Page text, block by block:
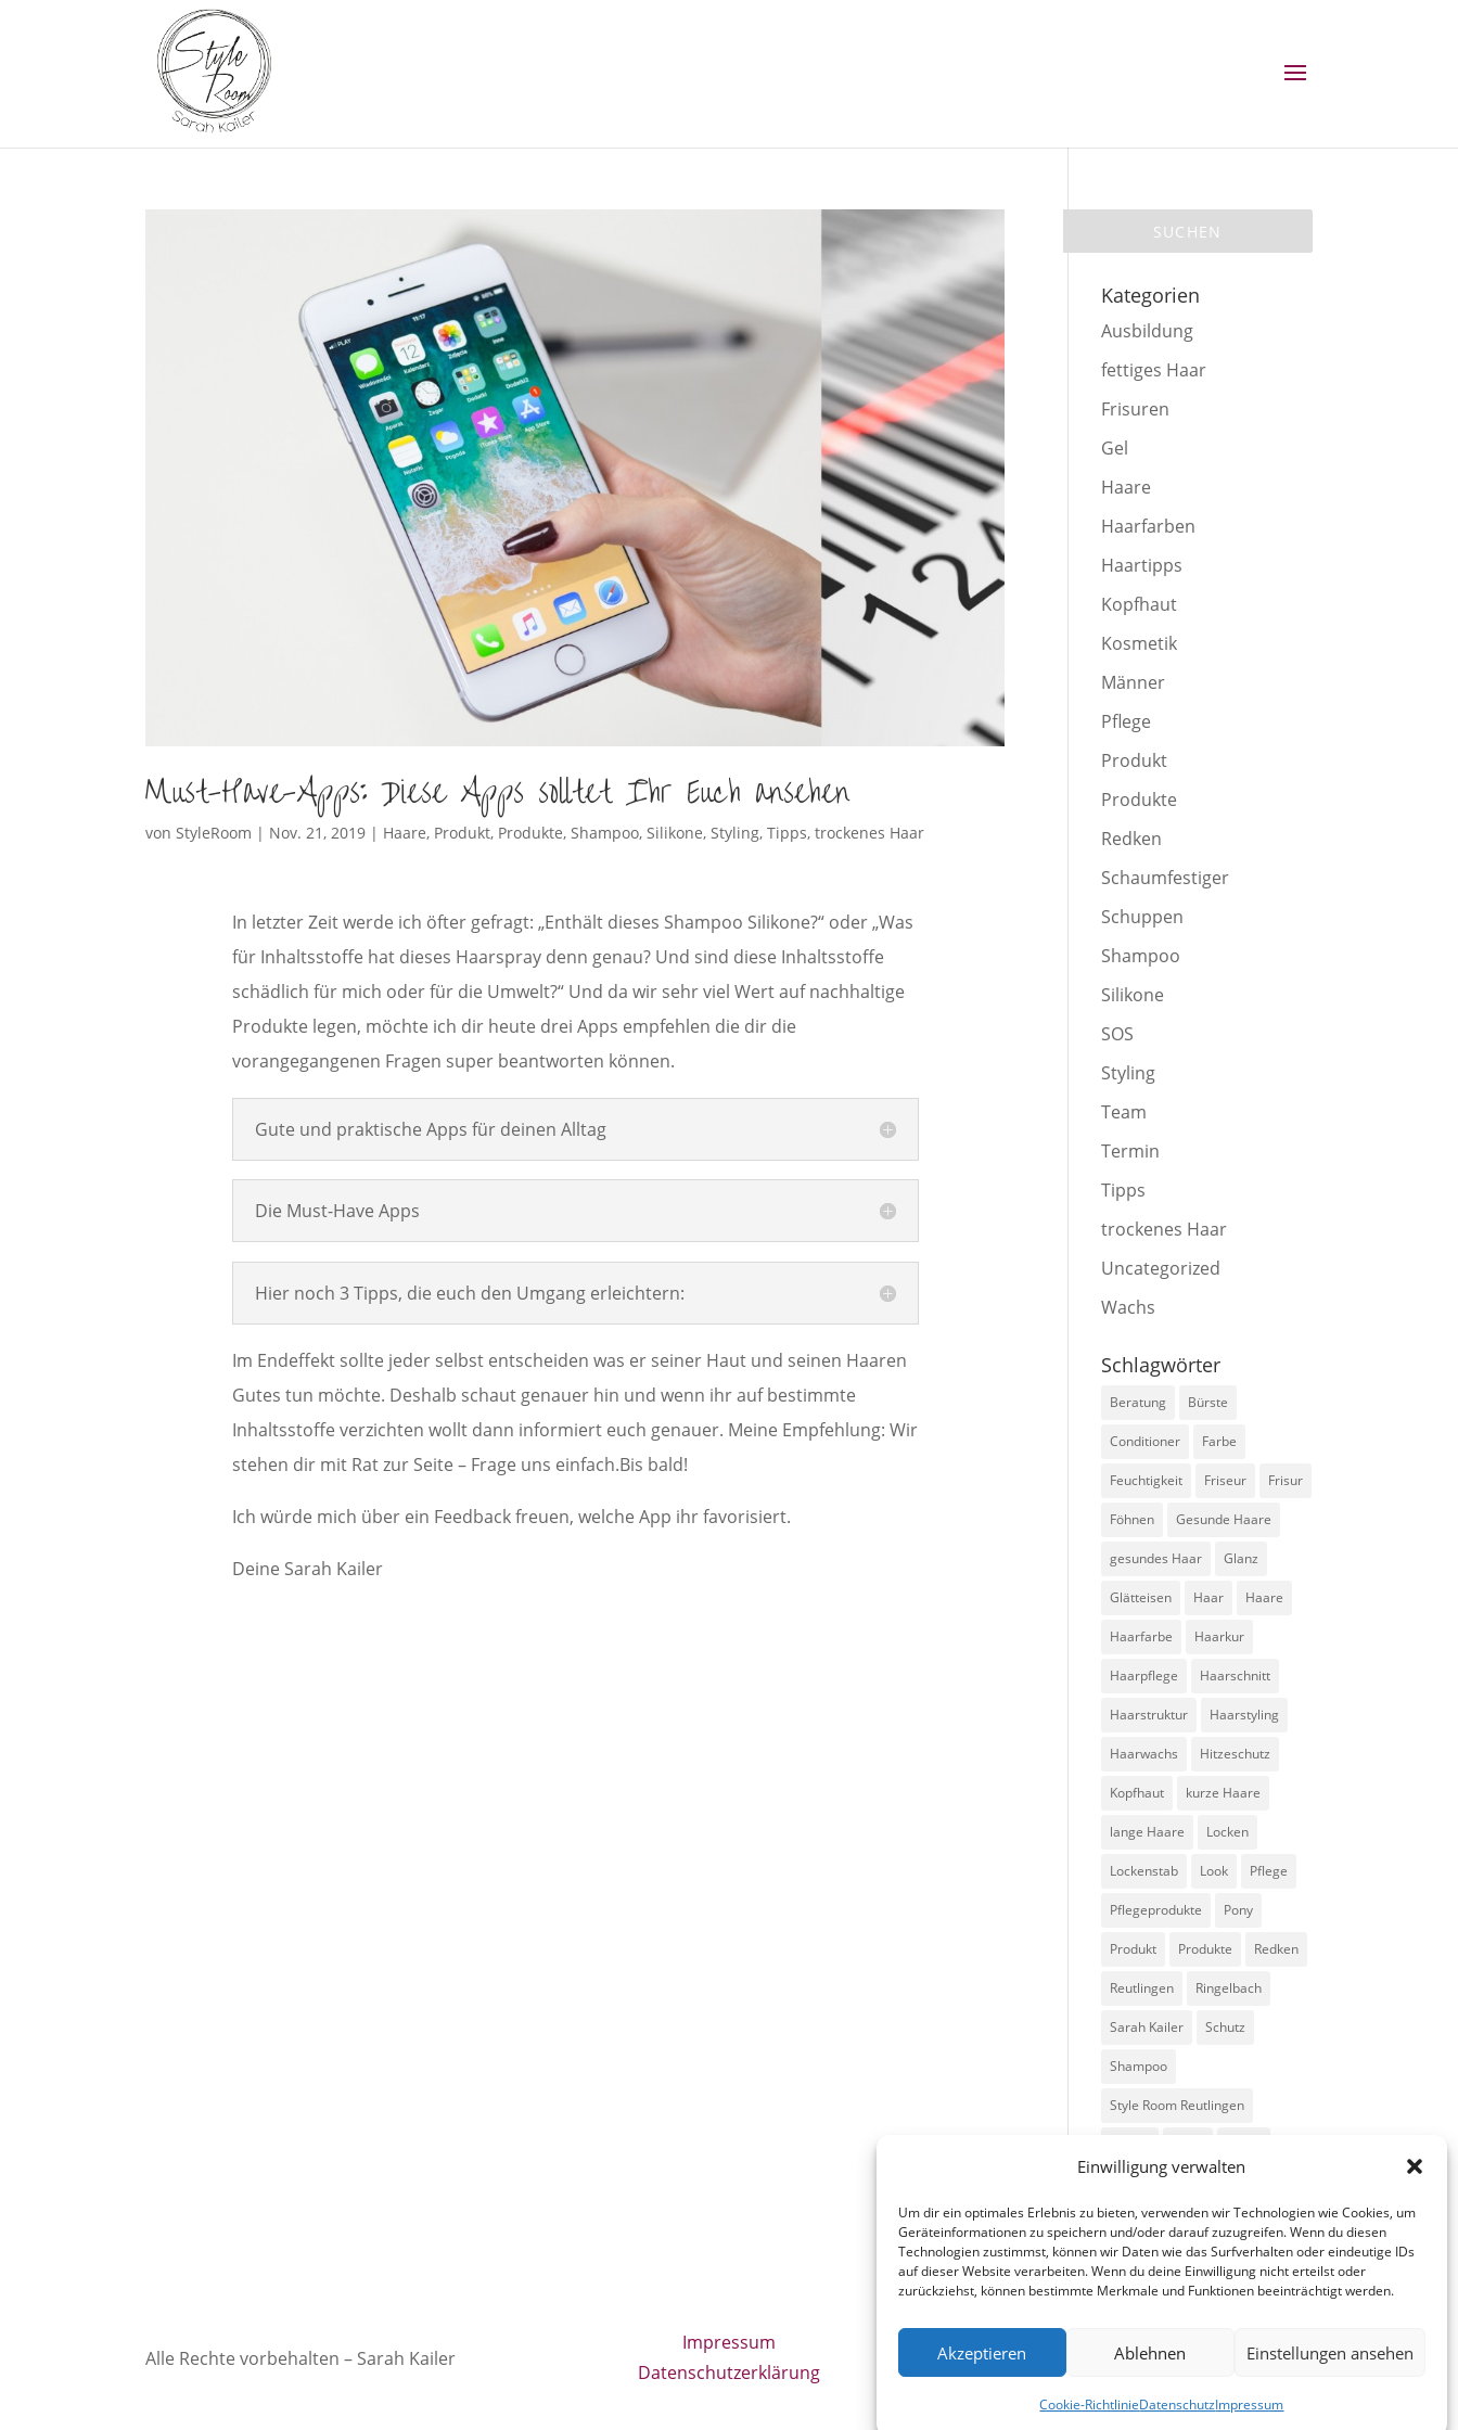
Einwilligung verwalten
Um dir ein optimales Erlebnis zu bieten, verwenden wir Technologien wie Cookies, um
Geräteinformationen zu speichern und/oder darauf zuzugreifen. Wenn du diesen
Technologien zustimmst, können wir Daten wie das Surfverhalten oder eindeutige IDs
auf dieser Website verarbeiten. Wenn du deine Einwilligung nicht erteilst oder
zurückziehst, können bestimmte Merkmale und Funktionen beeinträchtigt werden.
Akzeptieren Ablehnen Einstellungen ansehen
Cookie-RichtlinieDatenschutzImpressum
Must-Have-Apps: Diese Apps solltet Ihr Euch ansehen
von StyleRoom | Nov. 21, 2019 | Haare, Produkt, Produkte, Shampoo, Silikone, Styling,Tipps,trockenes Haar
In letzter Zeit werde ich öfter gefragt: „Enthält dieses Shampoo Silikone?“ oder „Was
für Inhaltsstoffe hat dieses Haarspray denn genau? Und sind diese Inhaltsstoffe
schädlich für mich oder für die Umwelt?“ Und da wir sehr viel Wert auf nachhaltige
Produkte legen, möchte ich dir heute drei Apps empfehlen die dir die
vorangegangenen Fragen super beantworten können.
Gute und praktische Apps für deinen Alltag
Die Must-Have Apps
Hier noch 3 Tipps, die euch den Umgang erleichtern:
Im Endeffekt sollte jeder selbst entscheiden was er seiner Haut und seinen Haaren
Gutes tun möchte. Deshalb schaut genauer hin und wenn ihr auf bestimmte
Inhaltsstoffe verzichten wollt dann informiert euch genauer. Meine Empfehlung: Wir
stehen dir mit Rat zur Seite – Frage uns einfach.Bis bald!
Ich würde mich über ein Feedback freuen, welche App ihr favorisiert.
Deine Sarah Kailer
Kategorien
Ausbildung
fettiges Haar
Frisuren
Gel
Haare
Haarfarben
Haartipps
Kopfhaut
Kosmetik
Männer
Pflege
Produkt
Produkte
Redken
Schaumfestiger
Schuppen
Shampoo
Silikone
SOS
Styling
Team
Termin
Tipps
trockenes Haar
Uncategorized
Wachs
Schlagwörter
Beratung Bürste
Conditioner Farbe
Feuchtigkeit Friseur Frisur
Föhnen Gesunde Haare
gesundes Haar Glanz
Glätteisen Haar Haare
Haarfarbe Haarkur
Haarpflege Haarschnitt
Haarstruktur Haarstyling
Haarwachs Hitzeschutz
Kopfhaut kurze Haare
lange Haare Locken
Lockenstab Look Pflege
Pflegeprodukte Pony
Produkt Produkte Redken
Reutlingen Ringelbach
Sarah Kailer Schutz
Shampoo
Style Room Reutlingen
Trends
Alle Rechte vorbehalten – Sarah Kailer
Impressum
Datenschutzerklärung
fain g